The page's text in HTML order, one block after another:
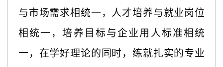
与市场需求相统一，人才培养与就业岗位
相统一，培养目标与企业用人标准相统
一，在学好理论的同时，练就扎实的专业